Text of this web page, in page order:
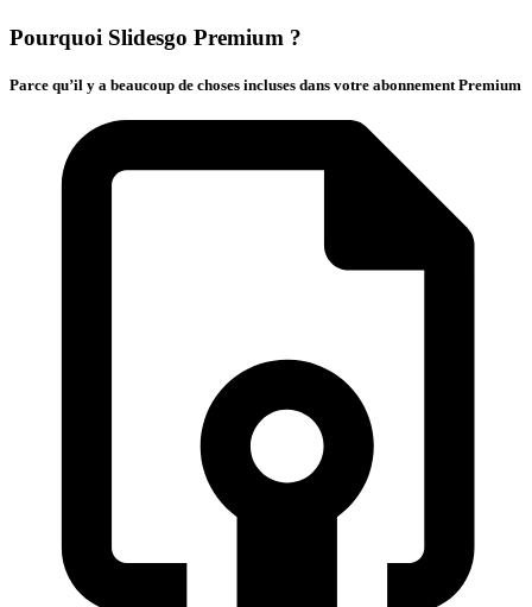
Pourquoi Slidesgo Premium ?
Parce qu’il y a beaucoup de choses incluses dans votre abonnement Premium